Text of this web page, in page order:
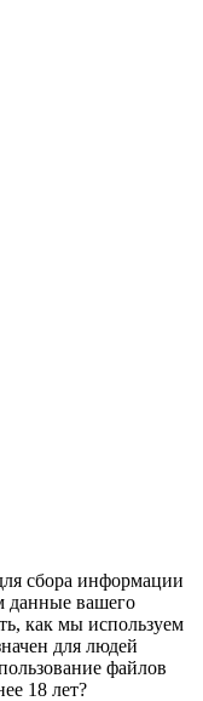
сбора информации
данные вашего
как мы используем
для людей
файлов
18 лет?